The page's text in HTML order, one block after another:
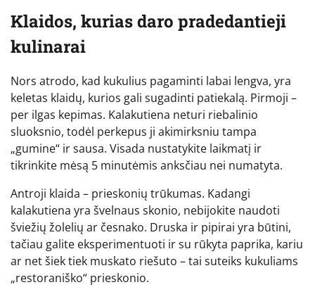
Klaidos, kurias daro pradedantieji
kulinarai
Nors atrodo, kad kukulius pagaminti labai lengva, yra
keletas klaidų, kurios gali sugadinti patiekalą. Pirmoji –
per ilgas kepimas. Kalakutiena neturi riebalinio
sluoksnio, todėl perkepus ji akimirksniu tampa
„gumine“ ir sausa. Visada nustatykite laikmatį ir
tikrinkite mėsą 5 minutėmis anksčiau nei numatyta.
Antroji klaida – prieskonių trūkumas. Kadangi
kalakutiena yra švelnaus skonio, nebijokite naudoti
šviežių žolelių ar česnako. Druska ir pipirai yra būtini,
tačiau galite eksperimentuoti ir su rūkyta paprika, kariu
ar net šiek tiek muskato riešuto – tai suteiks kukuliams
„restoraniško“ prieskonio.